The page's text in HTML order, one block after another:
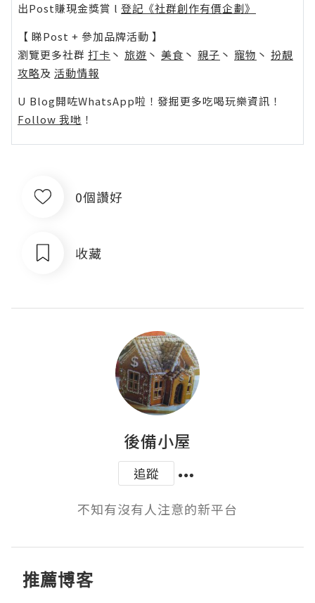
出Post賺現金獎賞 l 登記《社群創作有價企劃》
【 睇Post + 參加品牌活動 】
瀏覽更多社群 打卡 丶 旅遊 丶 美食 丶 親子 丶 寵物 丶 扮靚
攻略及 活動情報
U Blog開咗WhatsApp啦！發掘更多吃喝玩樂資訊！
Follow 我哋 ！
0個讚好
收藏
後備小屋
追蹤
不知有沒有人注意的新平台
推薦博客